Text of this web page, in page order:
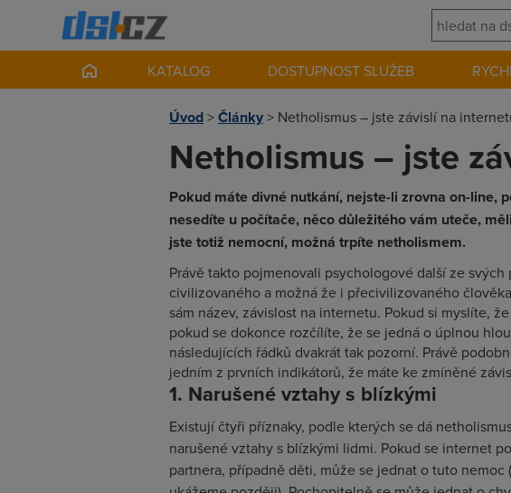
KATALOG DOSTUPNOST SLUŽEB
Úvod>Články> Netholismus – jste závislí na
Netholismus – jste
Pokud máte divné nutkání, nejste-li zrovna on-line,
nesedíte u počítače, něco důležitého vám uteče,
jste totiž nemocní, možná trpíte netholismem.
Právě takto pojmenovali psychologové další ze
civilizovaného a možná že i přecivilizovaného
sám název, závislost na internetu. Pokud si myslíte,
pokud se dokonce rozčílíte, že se jedná o úplnou
následujících řádků dvakrát tak pozorní. Právě
jedním z prvních indikátorů, že máte ke zmíněné
1. Narušené vztahy s blízkými
Existují čtyři příznaky, podle kterých se dá
narušené vztahy s blízkými lidmi. Pokud se internet
partnera, případně děti, může se jednat o tuto